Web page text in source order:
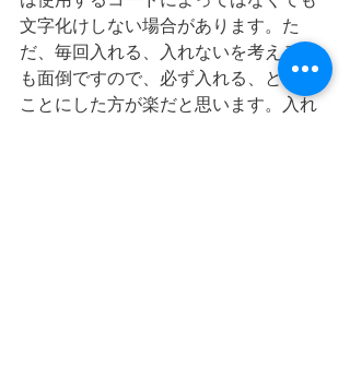
文字化けしない場合があります。た
だ、毎回入れる、入れないを考えるの
も面倒ですので、必ず入れる、という
ことにした方が楽だと思います。入れ